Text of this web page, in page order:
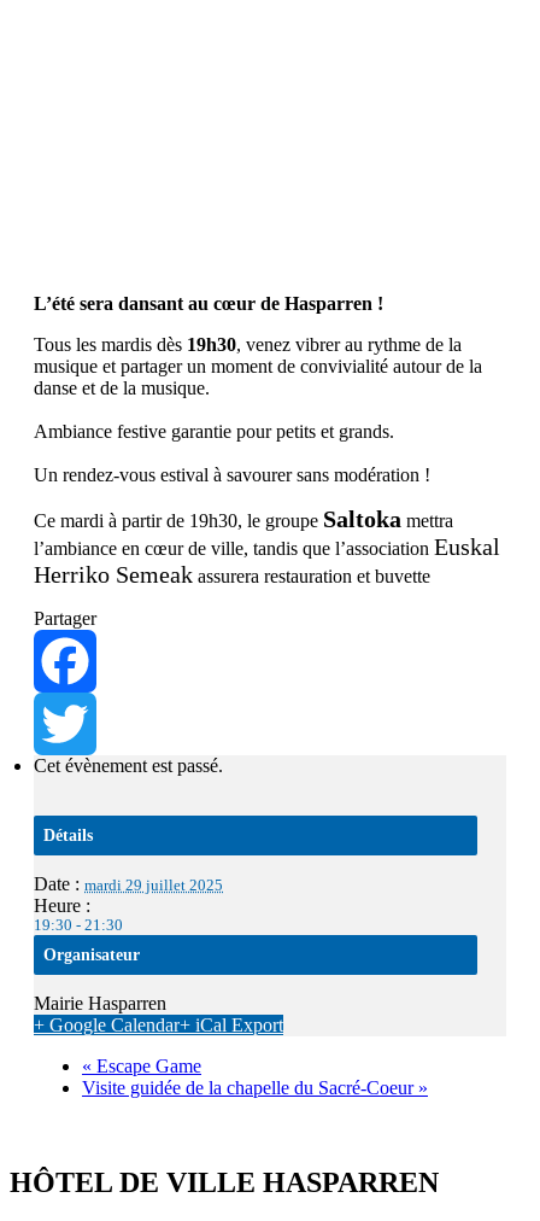
L’été sera dansant au cœur de Hasparren !
Tous les mardis dès 19h30, venez vibrer au rythme de la
musique et partager un moment de convivialité autour de la
danse et de la musique.
Ambiance festive garantie pour petits et grands.
Un rendez-vous estival à savourer sans modération !
Ce mardi à partir de 19h30, le groupe Saltoka mettra
l’ambiance en cœur de ville, tandis que l’association Euskal
Herriko Semeak assurera restauration et buvette
Partager
Facebook
Cet évènement est passé.
Détails
Date : mardi 29 juillet 2025
Heure :
19:30 - 21:30
Organisateur
Mairie Hasparren
+ Google Calendar+ iCal Export
« Escape Game
Visite guidée de la chapelle du Sacré-Coeur »
HÔTEL DE VILLE HASPARREN